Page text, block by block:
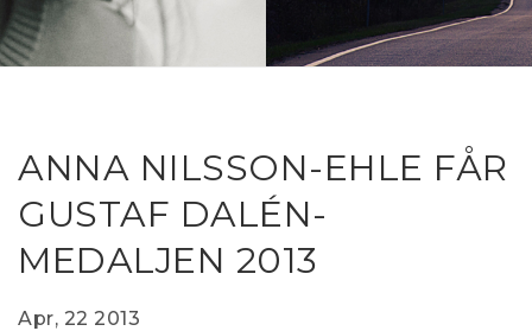
IDEA
SAFER
ANNA NILSSON-EHLE FÅR
GUSTAF DALÉN-
MEDALJEN 2013
Apr, 22 2013